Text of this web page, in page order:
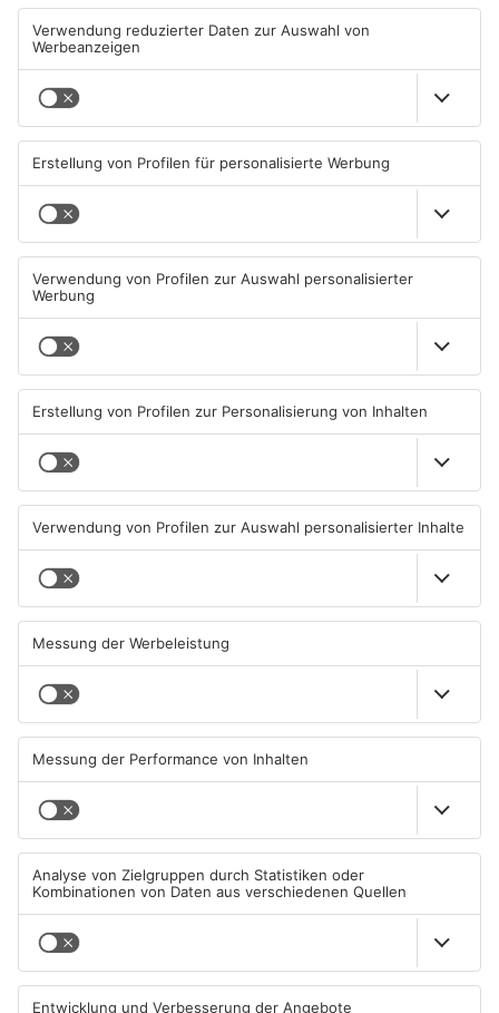
Großkrotzenburger Randale-
Pfauen noch nicht
eingefangen
09.08.2026, 08:54 UHR IN MAIN-
Mann schießt in Neuberg mit
Schreckschusswaffe auf
07.08.2026, 07:12 UHR IN MAIN-
Schwerer Unfall zwischen
Langenselbolder Dreieck und
Hanauer Kreuz
07.08.2026, 07:07 UHR IN MAIN-
KINZIG-KREIS
Ausstellung in Bruchköbel
zum Thema "Wasser im
Klimawandel"
KINZIG-KREIS
Wohnhausbrand in Maintal:
KINZIG-KREIS
Gute Nachrichten für Pendler
06.08.2026, 11:33 UHR IN MAIN-
KINZIG-KREIS